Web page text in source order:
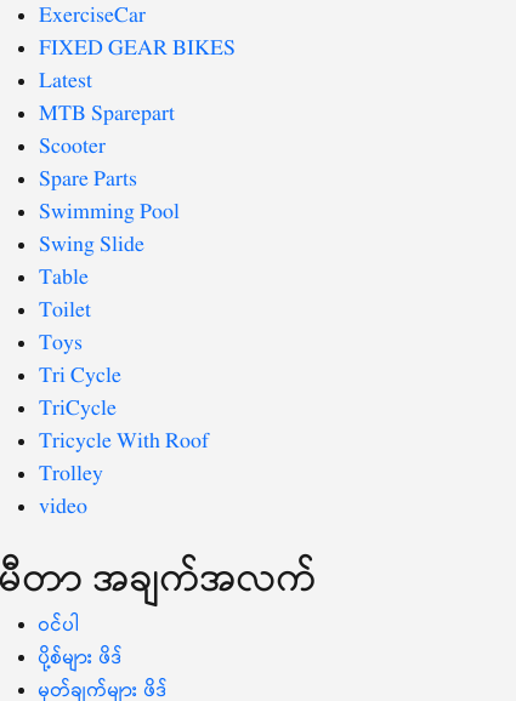
ExerciseCar
FIXED GEAR BIKES
Latest
MTB Sparepart
Scooter
Spare Parts
Swimming Pool
Swing Slide
Table
Toilet
Toys
Tri Cycle
TriCycle
Tricycle With Roof
Trolley
video
မီတာ အချက်အလက်
ဝင်ပါ
ပို့စ်များ ဖိဒ်
မှတ်ချက်များ ဖိဒ်